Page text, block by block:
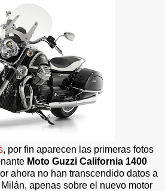
, por fin aparecen las primeras fotos
Moto Guzzi California 1400
ahora no han transcendido datos a
apenas sobre el nuevo motor